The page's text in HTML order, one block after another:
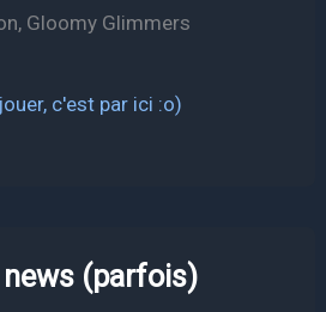
Gloomy Glimmers
c'est par ici :o)
news (parfois)